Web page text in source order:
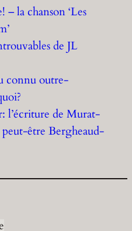
– la chanson ‘Les
de JL
connu outre-
l’écriture de Murat-
être Bergheaud-